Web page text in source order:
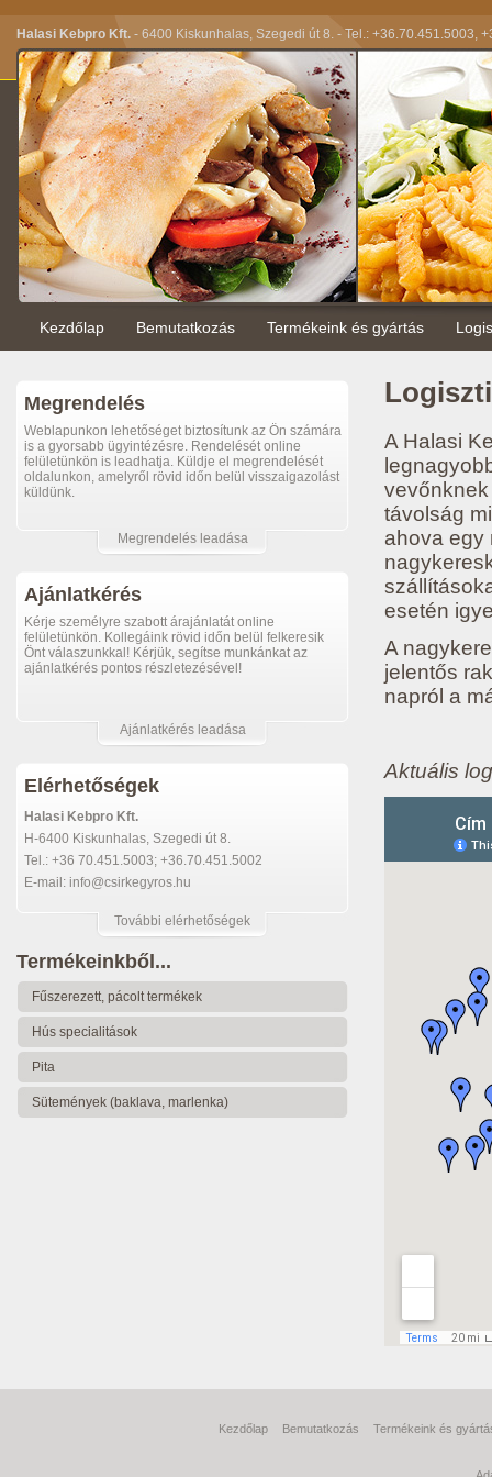
Halasi Kebpro Kft. - 6400 Kiskunhalas, Szegedi út 8. - Tel.: +36.70.451.5003,
Kezdőlap Bemutatkozás Termékeink és gyártás
Megrendelés
Weblapunkon lehetőséget biztosítunk az Ön számára
is a gyorsabb ügyintézésre. Rendelését online
felületünkön is leadhatja. Küldje el megrendelését
oldalunkon, amelyről rövid időn belül visszaigazolást
küldünk.
Megrendelés leadása
Ajánlatkérés
Kérje személyre szabott árajánlatát online
felületünkön. Kollegáink rövid időn belül felkeresik
Önt válaszunkkal! Kérjük, segítse munkánkat az
ajánlatkérés pontos részletezésével!
Ajánlatkérés leadása
Elérhetőségek
Halasi Kebpro Kft.
H-6400 Kiskunhalas, Szegedi út 8.
Tel.: +36 70.451.5003; +36.70.451.5002
E-mail: info@csirkegyros.hu
További elérhetőségek
Termékeinkből...
Fűszerezett, pácolt termékek
Hús specialitások
Pita
Sütemények (baklava, marlenka)
A Halasi
távolság
ahova egy
esetén
A
jelentős
napról a
Aktuális
Kezdőlap Bemutatkozás Termékeink és